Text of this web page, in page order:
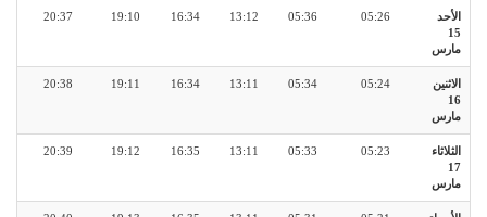
الأحد
15
مارس
05:26
05:36
13:12
16:34
19:10
20:37
الاثنين
16
مارس
05:24
05:34
13:11
16:34
19:11
20:38
الثلاثاء
17
مارس
05:23
05:33
13:11
16:35
19:12
20:39